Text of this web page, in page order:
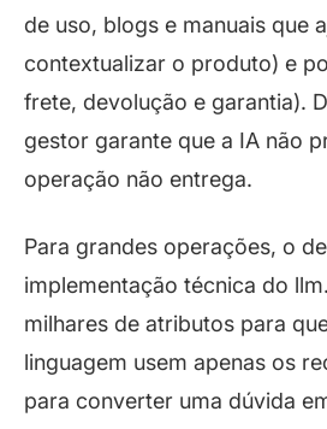
de uso, blogs e manuais que
contextualizar o produto) e
frete, devolução e garantia).
gestor garante que a IA não
operação não entrega.
Para grandes operações, o
implementação técnica do
milhares de atributos para
linguagem usem apenas os
para converter uma dúvida